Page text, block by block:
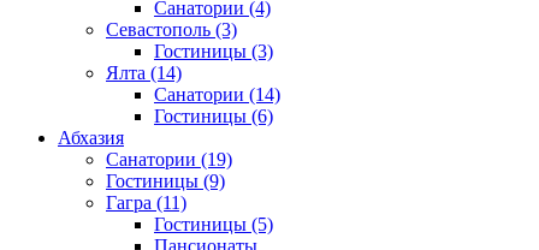
Санатории (4)
Севастополь (3)
Гостиницы (3)
Ялта (14)
Санатории (14)
Гостиницы (6)
Абхазия
Санатории (19)
Гостиницы (9)
Гагра (11)
Гостиницы (5)
Пансионаты